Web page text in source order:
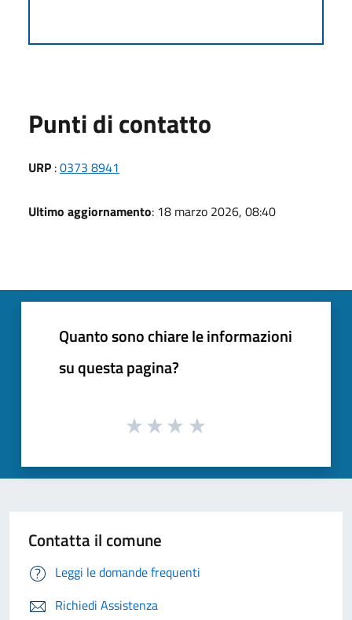
Punti di contatto
URP :0373 8941
Ultimo aggiornamento: 18 marzo 2026, 08:40
Quanto sono chiare le informazioni
su questa pagina?
Contatta il comune
Leggi le domande frequenti
Richiedi Assistenza